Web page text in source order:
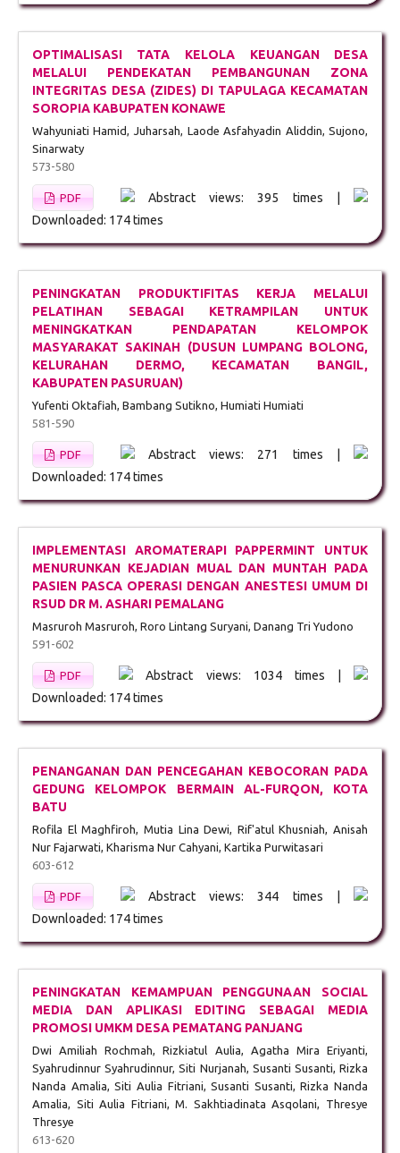
OPTIMALISASI TATA KELOLA KEUANGAN DESA
MELALUI PENDEKATAN PEMBANGUNAN ZONA
INTEGRITAS DESA (ZIDES) DI TAPULAGA KECAMATAN
SOROPIA KABUPATEN KONAWE
Wahyuniati Hamid, Juharsah, Laode Asfahyadin Aliddin, Sujono,
Sinarwaty
573-580
PDF
Abstract views: 395 times |
Downloaded: 174 times
PENINGKATAN PRODUKTIFITAS KERJA MELALUI
PELATIHAN SEBAGAI KETRAMPILAN UNTUK
MENINGKATKAN PENDAPATAN KELOMPOK
MASYARAKAT SAKINAH (DUSUN LUMPANG BOLONG,
KELURAHAN DERMO, KECAMATAN BANGIL,
KABUPATEN PASURUAN)
Yufenti Oktafiah, Bambang Sutikno, Humiati Humiati
581-590
PDF
Abstract views: 271 times |
Downloaded: 174 times
IMPLEMENTASI AROMATERAPI PAPPERMINT UNTUK
MENURUNKAN KEJADIAN MUAL DAN MUNTAH PADA
PASIEN PASCA OPERASI DENGAN ANESTESI UMUM DI
RSUD DR M. ASHARI PEMALANG
Masruroh Masruroh, Roro Lintang Suryani, Danang Tri Yudono
591-602
PDF
Abstract views: 1034 times |
Downloaded: 174 times
PENANGANAN DAN PENCEGAHAN KEBOCORAN PADA
GEDUNG KELOMPOK BERMAIN AL-FURQON, KOTA
BATU
Rofila El Maghfiroh, Mutia Lina Dewi, Rif'atul Khusniah, Anisah
Nur Fajarwati, Kharisma Nur Cahyani, Kartika Purwitasari
603-612
PDF
Abstract views: 344 times |
Downloaded: 174 times
PENINGKATAN KEMAMPUAN PENGGUNAAN SOCIAL
MEDIA DAN APLIKASI EDITING SEBAGAI MEDIA
PROMOSI UMKM DESA PEMATANG PANJANG
Dwi Amiliah Rochmah, Rizkiatul Aulia, Agatha Mira Eriyanti,
Syahrudinnur Syahrudinnur, Siti Nurjanah, Susanti Susanti, Rizka
Nanda Amalia, Siti Aulia Fitriani, Susanti Susanti, Rizka Nanda
Amalia, Siti Aulia Fitriani, M. Sakhtiadinata Asqolani, Thresye
Thresye
613-620